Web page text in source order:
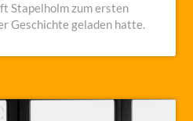
Stapelholm zum ersten
Geschichte geladen hatte.